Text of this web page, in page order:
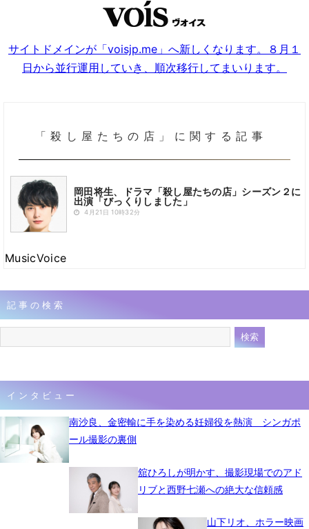
サイトドメインが「voisjp.me」へ新しくなります。８月１
日から並行運用していき、順次移行してまいります。
「殺し屋たちの店」に関する記事
岡田将生、ドラマ「殺し屋たちの店」シーズン２に
出演「びっくりしました」
4月21日 10時32分
MusicVoice
記事の検索
インタビュー
南沙良、金密輸に手を染める妊婦役を熱演 シンガポ
ール撮影の裏側
舘ひろしが明かす、撮影現場でのアド
リブと西野七瀬への絶大な信頼感
山下リオ、ホラー映画